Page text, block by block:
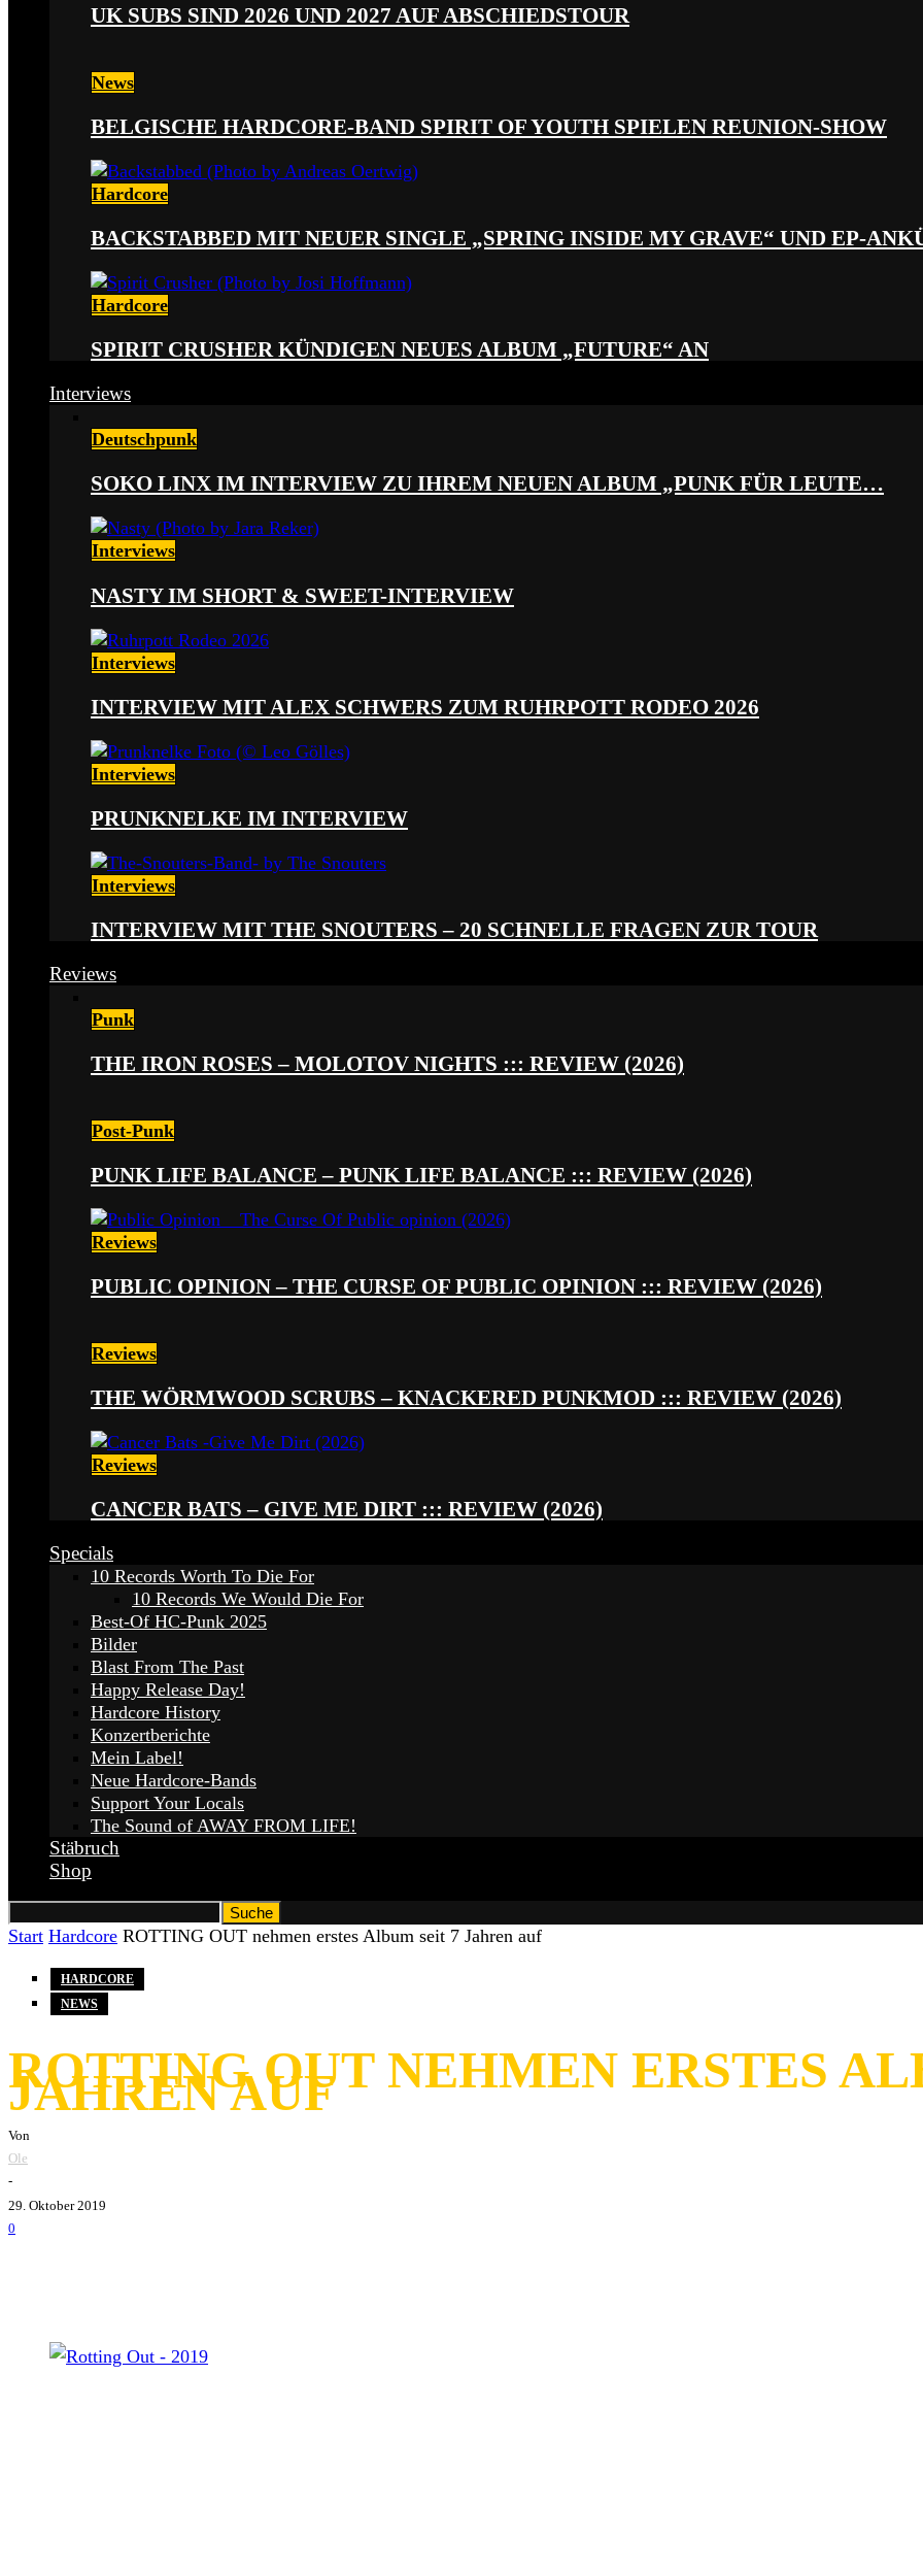
UK SUBS SIND 2026 UND 2027 AUF ABSCHIEDSTOUR
News
BELGISCHE HARDCORE-BAND SPIRIT OF YOUTH SPIELEN REUNION-SHOW
Hardcore
BACKSTABBED MIT NEUER SINGLE „SPRING INSIDE MY GRAVE“ UND EP-
Hardcore
SPIRIT CRUSHER KÜNDIGEN NEUES ALBUM „FUTURE“ AN
Interviews
Deutschpunk
SOKO LINX IM INTERVIEW ZU IHREM NEUEN ALBUM „PUNK FÜR LEUTE…
Interviews
NASTY IM SHORT & SWEET-INTERVIEW
Interviews
INTERVIEW MIT ALEX SCHWERS ZUM RUHRPOTT RODEO 2026
Interviews
PRUNKNELKE IM INTERVIEW
Interviews
INTERVIEW MIT THE SNOUTERS – 20 SCHNELLE FRAGEN ZUR TOUR
Reviews
Punk
THE IRON ROSES – MOLOTOV NIGHTS ::: REVIEW (2026)
Post-Punk
PUNK LIFE BALANCE – PUNK LIFE BALANCE ::: REVIEW (2026)
Reviews
PUBLIC OPINION – THE CURSE OF PUBLIC OPINION ::: REVIEW (2026)
Reviews
THE WÖRMWOOD SCRUBS – KNACKERED PUNKMOD ::: REVIEW (2026)
Reviews
CANCER BATS – GIVE ME DIRT ::: REVIEW (2026)
Specials
10 Records Worth To Die For
10 Records We Would Die For
Best-Of HC-Punk 2025
Bilder
Blast From The Past
Happy Release Day!
Hardcore History
Konzertberichte
Mein Label!
Neue Hardcore-Bands
Support Your Locals
The Sound of AWAY FROM LIFE!
Stäbruch
Shop
Start Hardcore ROTTING OUT nehmen erstes Album seit 7 Jahren auf
HARDCORE
NEWS
ROTTING OUT NEHMEN ERSTES
JAHREN AUF
Von
Ole
-
29. Oktober 2019
0